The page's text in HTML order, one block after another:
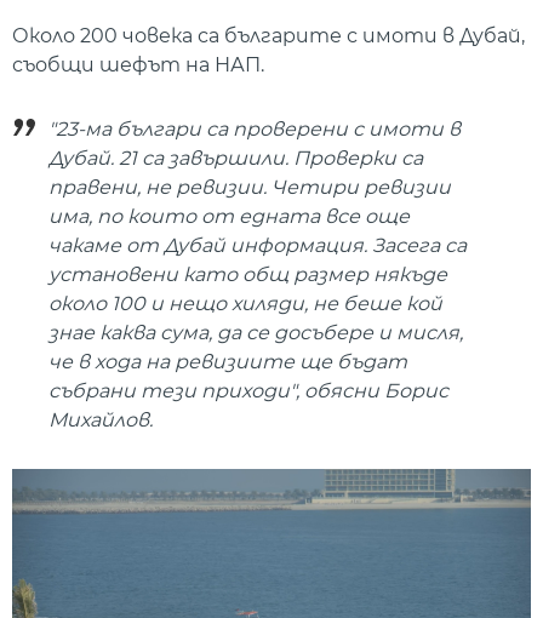
Около 200 човека са българите с имоти в Дубай,
съобщи шефът на НАП.
"23-ма българи са проверени с имоти в
Дубай. 21 са завършили. Проверки са
правени, не ревизии. Четири ревизии
има, по които от едната все още
чакаме от Дубай информация. Засега са
установени като общ размер някъде
около 100 и нещо хиляди, не беше кой
знае каква сума, да се досъбере и мисля,
че в хода на ревизиите ще бъдат
събрани тези приходи", обясни Борис
Михайлов.